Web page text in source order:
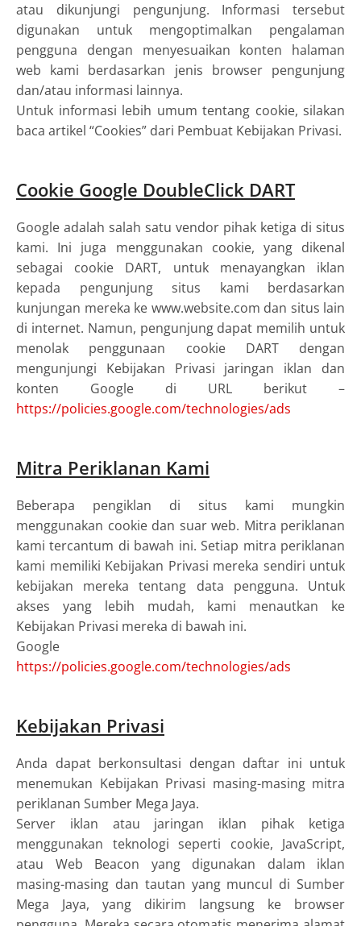
atau dikunjungi pengunjung. Informasi tersebut
digunakan untuk mengoptimalkan pengalaman
pengguna dengan menyesuaikan konten halaman
web kami berdasarkan jenis browser pengunjung
dan/atau informasi lainnya.
Untuk informasi lebih umum tentang cookie, silakan
baca artikel “Cookies” dari Pembuat Kebijakan Privasi.
Cookie Google DoubleClick DART
Google adalah salah satu vendor pihak ketiga di situs
kami. Ini juga menggunakan cookie, yang dikenal
sebagai cookie DART, untuk menayangkan iklan
kepada pengunjung situs kami berdasarkan
kunjungan mereka ke www.website.com dan situs lain
di internet. Namun, pengunjung dapat memilih untuk
menolak penggunaan cookie DART dengan
mengunjungi Kebijakan Privasi jaringan iklan dan
konten Google di URL berikut –
https://policies.google.com/technologies/ads
Mitra Periklanan Kami
Beberapa pengiklan di situs kami mungkin
menggunakan cookie dan suar web. Mitra periklanan
kami tercantum di bawah ini. Setiap mitra periklanan
kami memiliki Kebijakan Privasi mereka sendiri untuk
kebijakan mereka tentang data pengguna. Untuk
akses yang lebih mudah, kami menautkan ke
Kebijakan Privasi mereka di bawah ini.
Google
https://policies.google.com/technologies/ads
Kebijakan Privasi
Anda dapat berkonsultasi dengan daftar ini untuk
menemukan Kebijakan Privasi masing-masing mitra
periklanan Sumber Mega Jaya.
Server iklan atau jaringan iklan pihak ketiga
menggunakan teknologi seperti cookie, JavaScript,
atau Web Beacon yang digunakan dalam iklan
masing-masing dan tautan yang muncul di Sumber
Mega Jaya, yang dikirim langsung ke browser